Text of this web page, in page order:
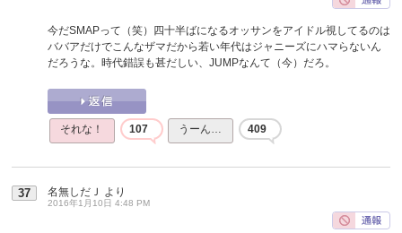
今だSMAPって（笑）四十半ばになるオッサンをアイドル視してるのは
ババアだけでこんなザマだから若い年代はジャニーズにハマらないん
だろうな。時代錯誤も甚だしい、JUMPなんて（今）だろ。
それな！ 107 うーん… 409
37 名無しだＪ より
2016年1月10日 4:48 PM